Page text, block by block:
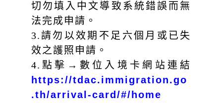
切勿填入中文導致系統錯誤而無
法完成申請。
3.請勿以效期不足六個月或已失
效之護照申請。
4.點擊→數位入境卡網站連結
https://tdac.immigration.go
.th/arrival-card/#/home